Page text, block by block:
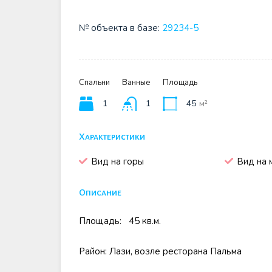
№ объекта в базе: 29234-5
Спальни
1
Ванные
1
Площадь
45 м²
Характеристики
Вид на горы Вид на
Описание
Площадь: 45 кв.м.
Район: Лази, возле ресторана Пальма